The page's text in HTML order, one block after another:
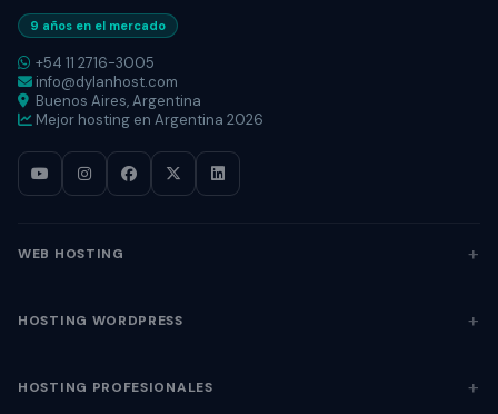
9 años en el mercado
+54 11 2716-3005
info@dylanhost.com
Buenos Aires, Argentina
Mejor hosting en Argentina 2026
WEB HOSTING
HOSTING WORDPRESS
HOSTING PROFESIONALES